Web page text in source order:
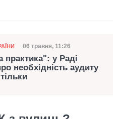
Дата публікації
06 травня, 11:26
практика": у Раді
необхідність аудиту